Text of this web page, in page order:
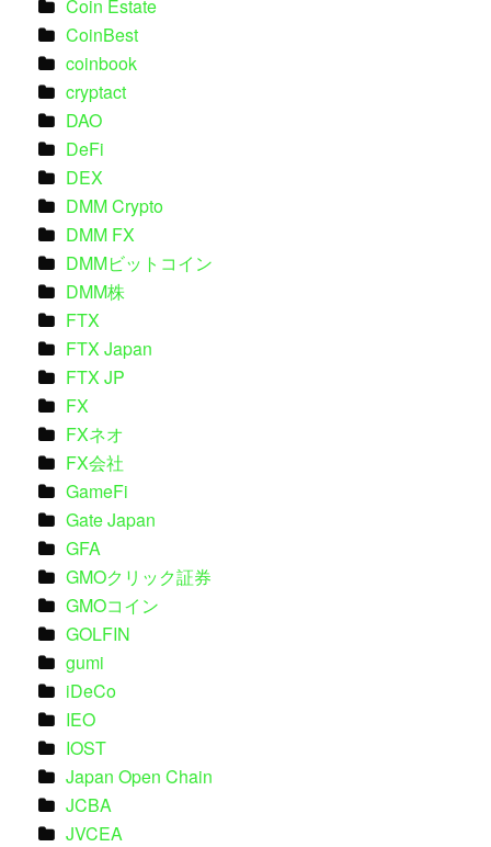
Coin Estate
CoinBest
coinbook
cryptact
DAO
DeFi
DEX
DMM Crypto
DMM FX
DMMビットコイン
DMM株
FTX
FTX Japan
FTX JP
FX
FXネオ
FX会社
GameFi
Gate Japan
GFA
GMOクリック証券
GMOコイン
GOLFIN
gumi
iDeCo
IEO
IOST
Japan Open Chain
JCBA
JVCEA